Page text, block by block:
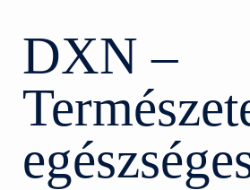
DXN –